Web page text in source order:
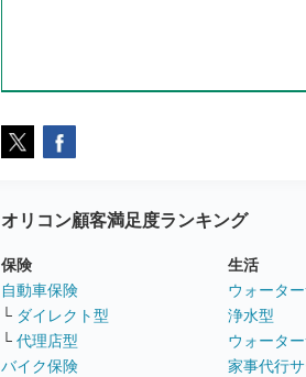
オリコン顧客満足度ランキング
保険
自動車保険
└ ダイレクト型
└ 代理店型
バイク保険
生活
ウォータ
浄水型
ウォータ
家事代行